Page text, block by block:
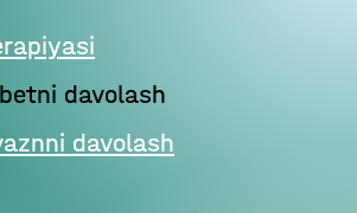
davolash
davolash